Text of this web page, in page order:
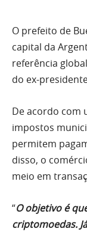
O prefeito de
capital da
referência
do ex-
De acordo com
impostos
permitem
disso, o
meio em
“O objetivo é
criptomoedas.